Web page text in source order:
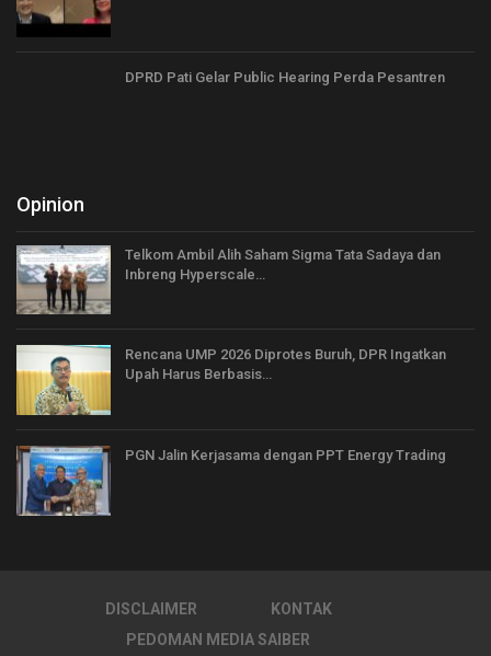
DPRD Pati Gelar Public Hearing Perda Pesantren
Opinion
Telkom Ambil Alih Saham Sigma Tata Sadaya dan
Inbreng Hyperscale…
Rencana UMP 2026 Diprotes Buruh, DPR Ingatkan
Upah Harus Berbasis…
PGN Jalin Kerjasama dengan PPT Energy Trading
DISCLAIMER
KONTAK
PEDOMAN MEDIA SAIBER